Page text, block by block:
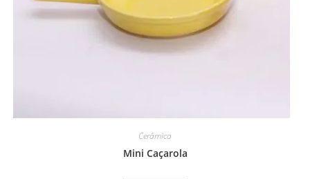
Cerâmica
Mini Caçarola